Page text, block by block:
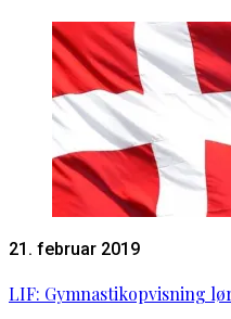
21. februar 2019
LIF: Gymnastikopvisning